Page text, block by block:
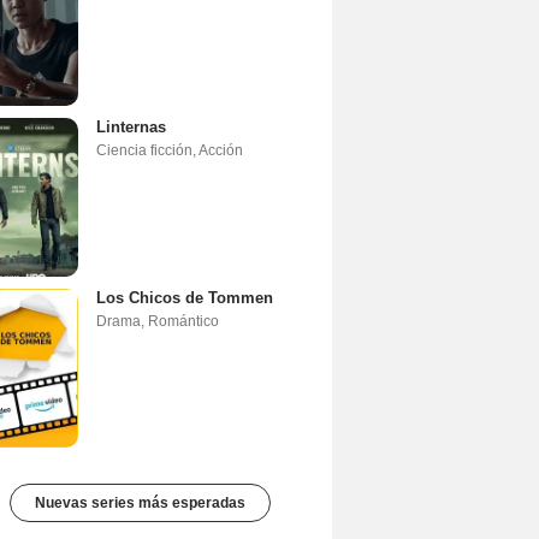
Linternas
Ciencia ficción,Acción
Los Chicos de Tommen
Drama, Romántico
Nuevas series más esperadas